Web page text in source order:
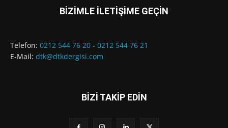
BİZİMLE İLETİŞİME GEÇİN
Telefon: 0212 544 76 20 - 0212 544 76 21
E-Mail: dtk@dtkdergisi.com
BİZİ TAKİP EDİN